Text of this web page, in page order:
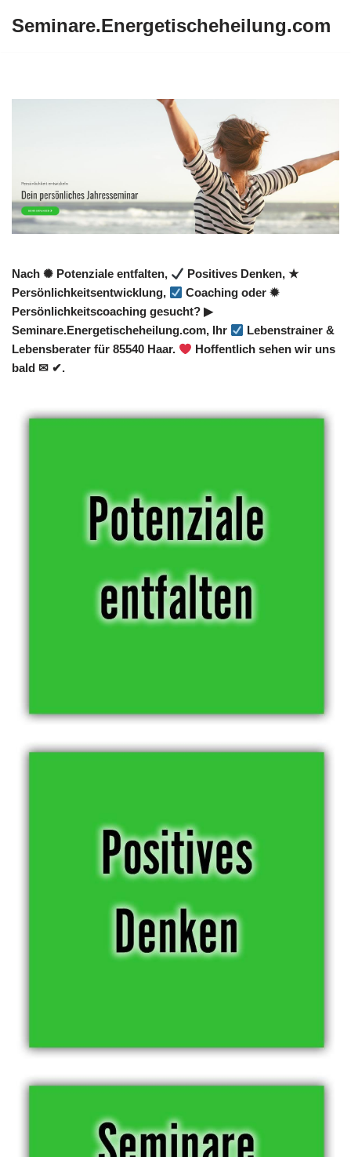
Seminare.Energetischeheilung.com
Nach ✺ Potenziale entfalten,
Positives Denken, ★
Persönlichkeitsentwicklung,
Coaching oder ✹
Persönlichkeitscoaching gesucht? ▶︎
Seminare.Energetischeheilung.com, Ihr
Lebenstrainer &
Lebensberater für 85540 Haar.
Hoffentlich sehen wir uns
bald ✉ ✔.